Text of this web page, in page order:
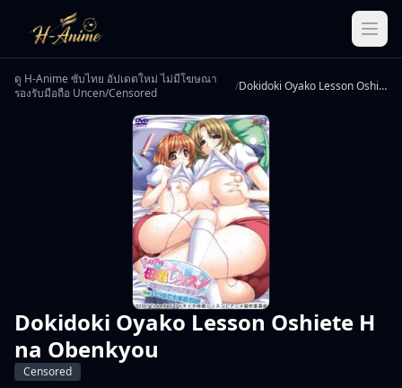
ดู H-Anime ซับไทย อัปเดตใหม่ ไม่มีโฆษณา
รองรับมือถือ Uncen/Censored
/ Dokidoki Oyako Lesson Oshiete H na Obenkyou
Dokidoki Oyako Lesson Oshiete H
na Obenkyou
Censored